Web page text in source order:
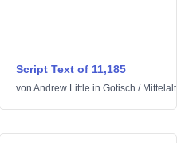
Script Text of 11,185
von Andrew Little in Gotisch /